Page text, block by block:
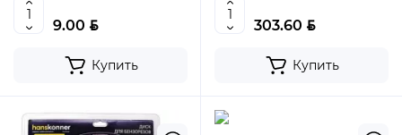
4603010111337 (CN)
9.00 BYN
Купить
303.60 BYN
Купить